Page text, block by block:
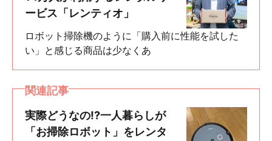
ービス「レンティオ」
ロボット掃除機のように「購入前に性能を試した
い」と感じる商品は少なくあ
関連記事
実際どうなの!?一人暮らしが
「お掃除ロボット」をレンタ